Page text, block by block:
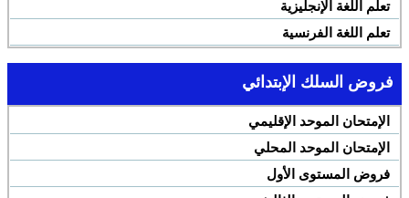
تعلم اللغة الإنجليزية
تعلم اللغة الفرنسية
فروض السلك الإبتدائي
الإمتحان الموحد الإقليمي
الإمتحان الموحد المحلي
فروض المستوى الأول